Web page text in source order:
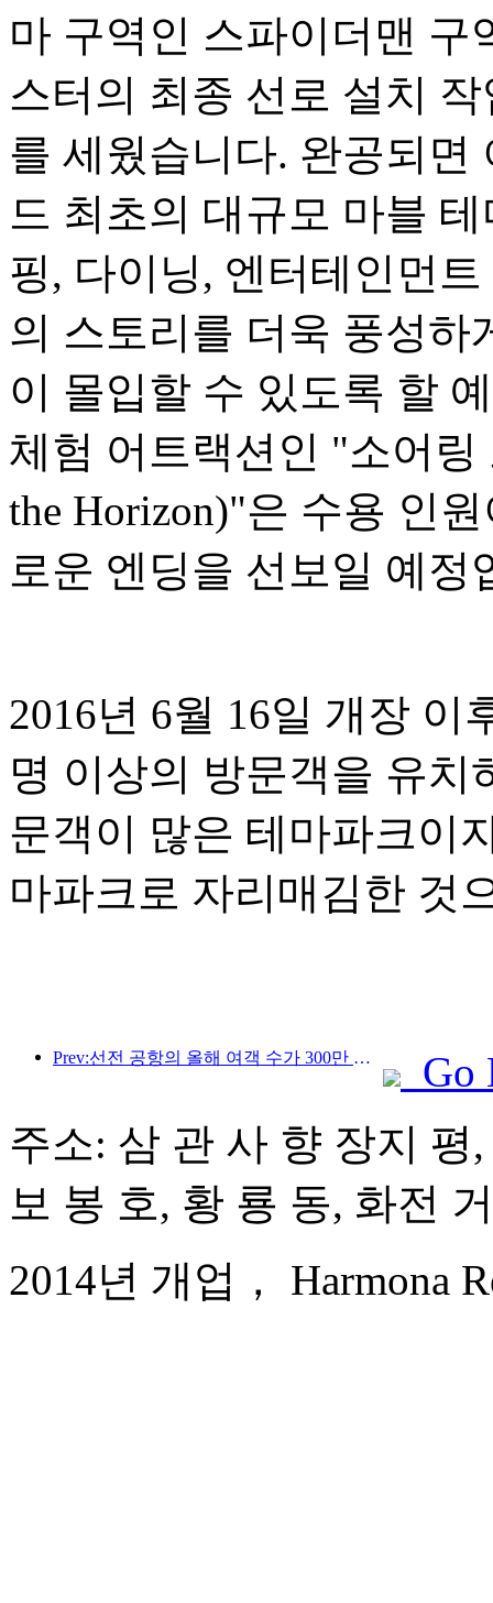
마 구역인 스파이더맨 구
스터의 최종 선로 설치
를 세웠습니다. 완공되면
드 최초의 대규모 마블
핑, 다이닝, 엔터테인먼
의 스토리를 더욱 풍성하
이 몰입할 수 있도록 할
체험 어트랙션인 "소어링
the Horizon)"은 수용 인
로운 엔딩을 선보일 예정
2016년 6월 16일 개장 이
명 이상의 방문객을 유
문객이 많은 테마파크이
마파크로 자리매김한 것
Prev:선전 공항의 올해 여객 수가 300만 명을 돌파하며 같은 기간 기준 신기록을 세웠습니다.
Go
주소: 삼 관 사 향 장지
보 봉 호, 황 룡 동, 화전
2014년 개업， Harmona